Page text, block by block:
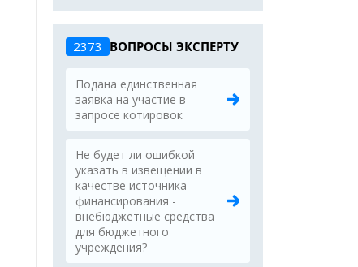
2373 ВОПРОСЫ ЭКСПЕРТУ
Подана единственная
заявка на участие в
запросе котировок
Не будет ли ошибкой
указать в извещении в
качестве источника
финансирования -
внебюджетные средства
для бюджетного
учреждения?